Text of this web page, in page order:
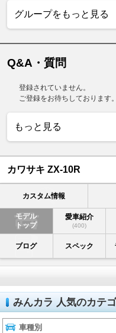
グループをもっと見る
Q&A・質問
登録されていません。
ご登録をお待ちしております。
もっと見る
カワサキ ZX-10R
カスタム情報
モデル
トップ
愛車紹介
(400)
ブログ スペック
みんカラ 人気のカテ
車種別